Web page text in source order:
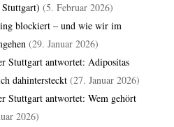
(5. Februar 2026)
blockiert – und wie wir im
(29. Januar 2026)
Stuttgart antwortet: Adipositas
dahintersteckt (27. Januar 2026)
Stuttgart antwortet: Wem gehört
2026)